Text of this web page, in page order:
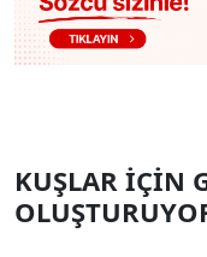
KUŞLAR İÇİN